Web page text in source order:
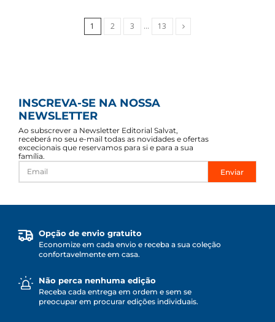
1 2 3 … 13 Próximo
INSCREVA-SE NA NOSSA
NEWSLETTER
Ao subscrever a Newsletter Editorial Salvat,
receberá no seu e-mail todas as novidades e ofertas
excecionais que reservamos para si e para a sua
família.
Enviar
Opção de envio gratuito
Economize em cada envio e receba a sua coleção
confortavelmente em casa.
Não perca nenhuma edição
Receba cada entrega em ordem e sem se
preocupar em procurar edições individuais.